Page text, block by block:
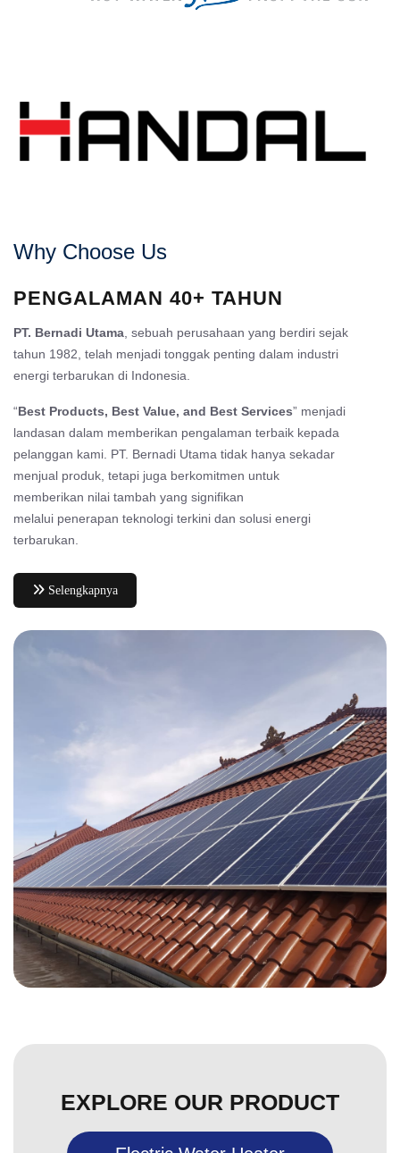
Why Choose Us
PENGALAMAN 40+ TAHUN
PT. Bernadi Utama, sebuah perusahaan yang berdiri sejak
tahun 1982, telah menjadi tonggak penting dalam industri
energi terbarukan di Indonesia.
“Best Products, Best Value, and Best Services” menjadi
landasan dalam memberikan pengalaman terbaik kepada
pelanggan kami. PT. Bernadi Utama tidak hanya sekadar
menjual produk, tetapi juga berkomitmen untuk
memberikan nilai tambah yang signifikan
melalui penerapan teknologi terkini dan solusi energi
terbarukan.
Selengkapnya
EXPLORE OUR PRODUCT